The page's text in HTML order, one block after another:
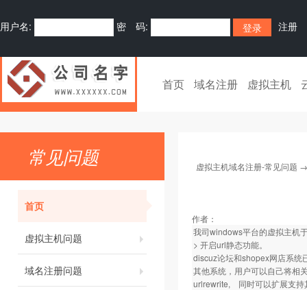
用户名: 密 码: 注册
首页 域名注册 虚拟主机
常见问题
首页
虚拟主机问题
域名注册问题
虚拟主机域名注册-常见问题
作者：
我司windows平台的虚拟主机
> 开启url静态功能。
discuz论坛和shopex网店系统
其他系统，用户可以自己将相
urlrewrite, 同时可以扩展支持